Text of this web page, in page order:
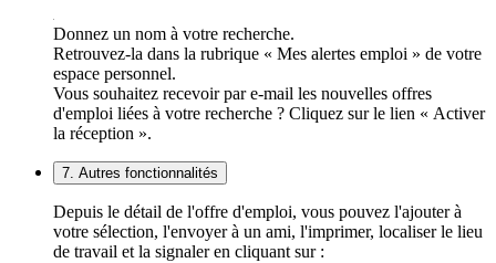
Donnez un nom à votre recherche.
Retrouvez-la dans la rubrique « Mes alertes emploi » de votre
espace personnel.
Vous souhaitez recevoir par e-mail les nouvelles offres
d'emploi liées à votre recherche ? Cliquez sur le lien « Activer
la réception ».
7. Autres fonctionnalités
Depuis le détail de l'offre d'emploi, vous pouvez l'ajouter à
votre sélection, l'envoyer à un ami, l'imprimer, localiser le lieu
de travail et la signaler en cliquant sur :